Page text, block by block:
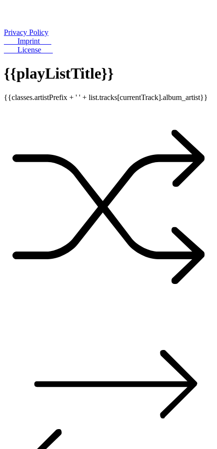
Privacy Policy
Imprint
License
{{playListTitle}}
{{classes.artistPrefix + ' ' + list.tracks[currentTrack].album_artist}}